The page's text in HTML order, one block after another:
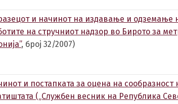
и начинот на издавање и одземање
на стручниот надзор во Бирото за
, број 32/2007)
и постапката за оцена на
(„Службен весник на Република